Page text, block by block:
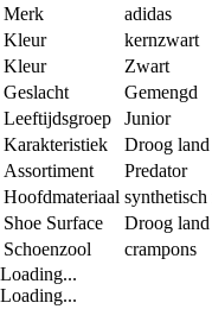
Merk
adidas
Kleur
kernzwart
Kleur
Zwart
Geslacht
Gemengd
Leeftijdsgroep
Junior
Karakteristiek
Droog land
Assortiment
Predator
Hoofdmateriaal synthetisch
Shoe Surface
Droog
Schoenzool
crampons
Loading...
Loading...